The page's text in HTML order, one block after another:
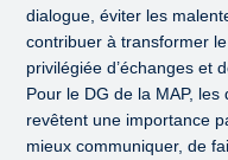
dialogue, éviter les
contribuer à transformer
privilégiée d’échanges et
Pour le DG de la MAP,
revêtent une importance
mieux communiquer, de